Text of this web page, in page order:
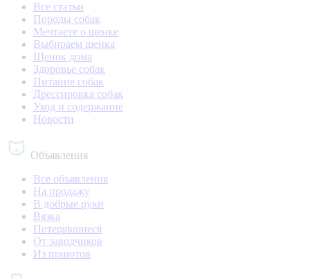
Все статьи
Породы собак
Мечтаете о щенке
Выбираем щенка
Щенок дома
Здоровье собак
Питание собак
Дрессировка собак
Уход и содержание
Новости
Объявления
Все объявления
На продажу
В добрые руки
Вязка
Потерявшиеся
От заводчиков
Из приютов